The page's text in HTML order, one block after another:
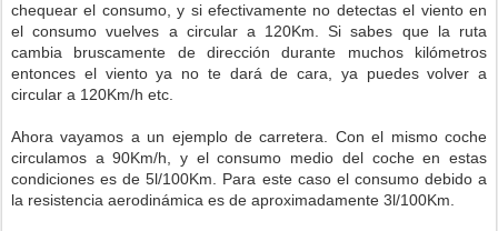
chequear el consumo, y si efectivamente no detectas el viento en
el consumo vuelves a circular a 120Km. Si sabes que la ruta
cambia bruscamente de dirección durante muchos kilómetros
entonces el viento ya no te dará de cara, ya puedes volver a
circular a 120Km/h etc.
Ahora vayamos a un ejemplo de carretera. Con el mismo coche
circulamos a 90Km/h, y el consumo medio del coche en estas
condiciones es de 5l/100Km. Para este caso el consumo debido a
la resistencia aerodinámica es de aproximadamente 3l/100Km.